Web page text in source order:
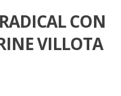
CON
VILLOTA